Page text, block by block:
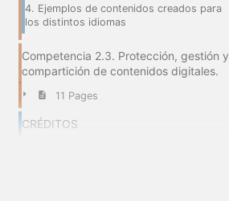
4. Ejemplos de contenidos creados para
los distintos idiomas
Competencia 2.3. Protección, gestión y
compartición de contenidos digitales.
11 Pages
CRÉDITOS